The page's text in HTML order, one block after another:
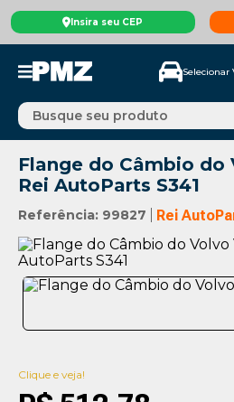
Insira seu CEP
Selecionar
Busque seu produto
Flange do Câmbio do
Rei AutoParts S341
Referência: 99827 Rei
Clique e veja!